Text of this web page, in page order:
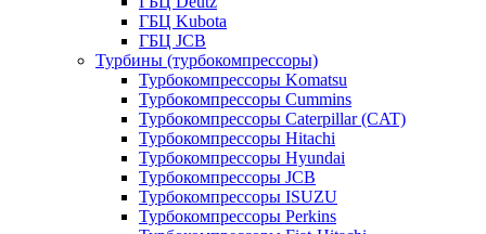
ГБЦ Kubota
ГБЦ JCB
Турбины (турбокомпрессоры)
Турбокомпрессоры Komatsu
Турбокомпрессоры Cummins
Турбокомпрессоры Caterpillar (CAT)
Турбокомпрессоры Hitachi
Турбокомпрессоры Hyundai
Турбокомпрессоры JCB
Турбокомпрессоры ISUZU
Турбокомпрессоры Perkins